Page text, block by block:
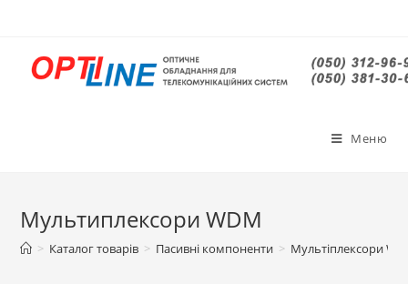
Меню
Мультиплексори WDM
> Каталог товарів > Пасивні компоненти > Мультіплексори